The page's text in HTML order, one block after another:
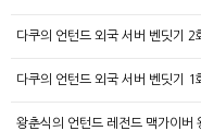
다쿠의 언턴드 외국 서버 벤딧기 2
다쿠의 언턴드 외국 서버 벤딧기 1
왕춘식의 언턴드 레전드 맥가이버